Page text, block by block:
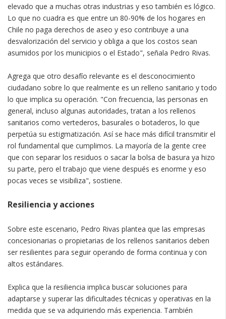
elevado que a muchas otras industrias y eso también es lógico.
Lo que no cuadra es que entre un 80-90% de los hogares en
Chile no paga derechos de aseo y eso contribuye a una
desvalorización del servicio y obliga a que los costos sean
asumidos por los municipios o el Estado", señala Pedro Rivas.
Agrega que otro desafío relevante es el desconocimiento
ciudadano sobre lo que realmente es un relleno sanitario y todo
lo que implica su operación. "Con frecuencia, las personas en
general, incluso algunas autoridades, tratan a los rellenos
sanitarios como vertederos, basurales o botaderos, lo que
perpetúa su estigmatización. Así se hace más difícil transmitir el
rol fundamental que cumplimos. La mayoría de la gente cree
que con separar los residuos o sacar la bolsa de basura ya hizo
su parte, pero el trabajo que viene después es enorme y eso
pocas veces se visibiliza", sostiene.
Resiliencia y acciones
Sobre este escenario, Pedro Rivas plantea que las empresas
concesionarias o propietarias de los rellenos sanitarios deben
ser resilientes para seguir operando de forma continua y con
altos estándares.
Explica que la resiliencia implica buscar soluciones para
adaptarse y superar las dificultades técnicas y operativas en la
medida que se va adquiriendo más experiencia. También